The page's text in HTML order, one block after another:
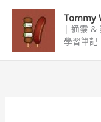
Tommy
| 通靈 &
學習筆